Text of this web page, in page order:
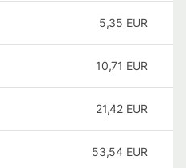
5,35 EUR
10,71 EUR
21,42 EUR
53,54 EUR